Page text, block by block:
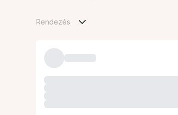
Rendezés